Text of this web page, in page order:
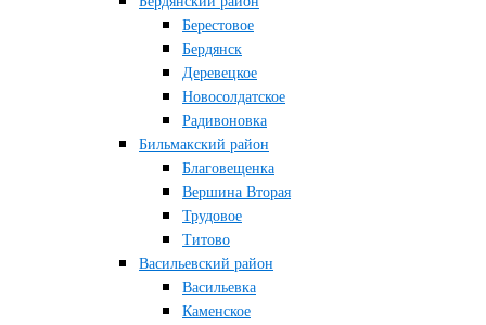
Берестовое
Бердянск
Деревецкое
Новосолдатское
Радивоновка
Бильмакский район
Благовещенка
Вершина Вторая
Трудовое
Титово
Васильевский район
Васильевка
Каменское